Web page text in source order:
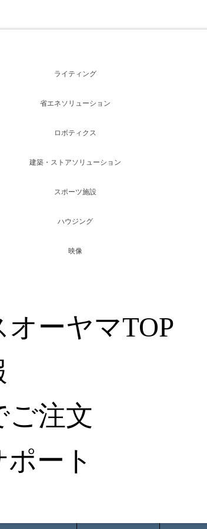
オーヤマTOP
ご注文
ート
ライティング
省エネソリューション
ロボティクス
建築・ストアソリューション
スポーツ施設
ハウジング
映像